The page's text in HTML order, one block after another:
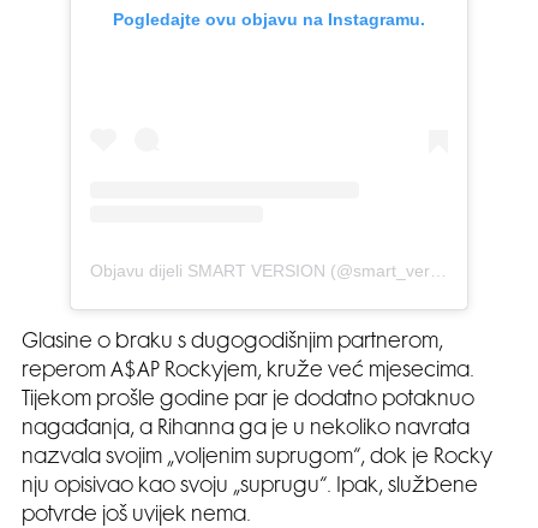
Pogledajte ovu objavu na Instagramu.
Objavu dijeli SMART VERSION (@smart_version_i)
Glasine o braku s dugogodišnjim partnerom,
reperom A$AP Rockyjem, kruže već mjesecima.
Tijekom prošle godine par je dodatno potaknuo
nagađanja, a Rihanna ga je u nekoliko navrata
nazvala svojim „voljenim suprugom“, dok je Rocky
nju opisivao kao svoju „suprugu“. Ipak, službene
potvrde još uvijek nema.